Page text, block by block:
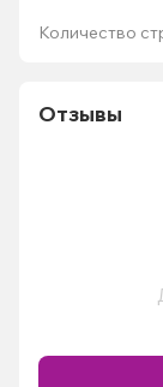
Количество
Отзывы